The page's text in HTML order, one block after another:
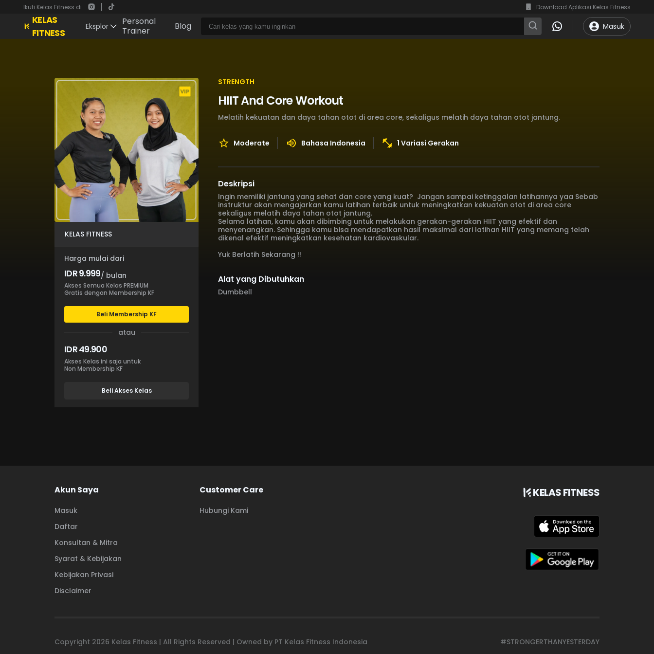
Ikuti Kelas Fitness di Download Aplikasi Kelas Fitness
KELAS
FITNESS
Eksplor
Personal
Trainer
Blog Masuk
KELAS FITNESS
Harga mulai dari
IDR 9.999/ bulan
Akses Semua Kelas PREMIUM
Gratis dengan Membership KF
Beli Membership KF
atau
IDR 49.900
Akses Kelas ini saja untuk
Non Membership KF
Beli Akses Kelas
STRENGTH
HIIT And Core Workout
Melatih kekuatan dan daya tahan otot di area core, sekaligus melatih daya tahan otot jantung.
Moderate Bahasa Indonesia 1 Variasi Gerakan
Deskripsi
Ingin memiliki jantung yang sehat dan core yang kuat? Jangan sampai ketinggalan latihannya yaa Sebab
instruktur akan mengajarkan kamu latihan terbaik untuk meningkatkan kekuatan otot di area core
sekaligus melatih daya tahan otot jantung.
Selama latihan, kamu akan dibimbing untuk melakukan gerakan-gerakan HIIT yang efektif dan
menyenangkan. Sehingga kamu bisa mendapatkan hasil maksimal dari latihan HIIT yang memang telah
dikenal efektif meningkatkan kesehatan kardiovaskular.
Yuk Berlatih Sekarang !!
Alat yang Dibutuhkan
Dumbbell
Akun Saya
Masuk
Daftar
Konsultan & Mitra
Syarat & Kebijakan
Kebijakan Privasi
Disclaimer
Customer Care
Hubungi Kami
KELAS FITNESS
Copyright 2026 Kelas Fitness | All Rights Reserved | Owned by PT Kelas Fitness Indonesia #STRONGERTHANYESTERDAY